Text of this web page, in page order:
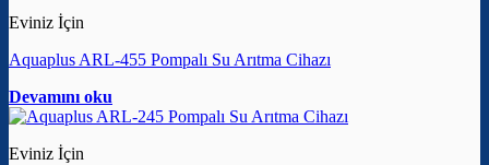
Eviniz İçin
Aquaplus ARL-455 Pompalı Su Arıtma Cihazı
Devamını oku
Eviniz İçin